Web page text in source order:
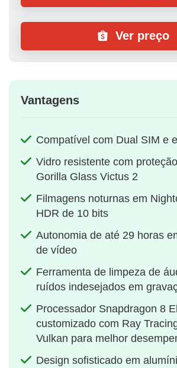
Ver preço
Vantagens
Compatível com Dual SIM e
Vidro resistente com
Gorilla Glass Victus 2
Filmagens noturnas em
HDR de 10 bits
Autonomia de até 29 horas
de vídeo
Ferramenta de limpeza de
ruídos indesejados em
Processador Snapdragon 8
customizado com Ray
Vulkan para melhor
Design sofisticado em